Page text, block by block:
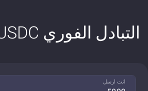
التبادل الفوري USDC إلى ICP
انت ارسل